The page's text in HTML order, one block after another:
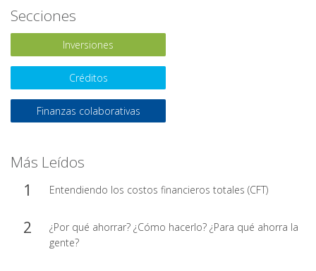
Secciones
Inversiones
Créditos
Finanzas colaborativas
Más Leídos
Entendiendo los costos financieros totales (CFT)
¿Por qué ahorrar? ¿Cómo hacerlo? ¿Para qué ahorra la
gente?